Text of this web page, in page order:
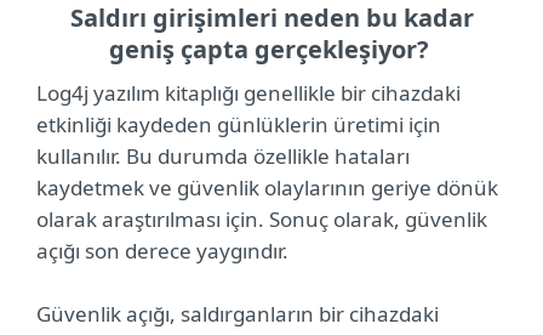
Saldırı girişimleri neden bu kadar
geniş çapta gerçekleşiyor?
Log4j yazılım kitaplığı genellikle bir cihazdaki
etkinliği kaydeden günlüklerin üretimi için
kullanılır. Bu durumda özellikle hataları
kaydetmek ve güvenlik olaylarının geriye dönük
olarak araştırılması için. Sonuç olarak, güvenlik
açığı son derece yaygındır.
Güvenlik açığı, saldırganların bir cihazdaki